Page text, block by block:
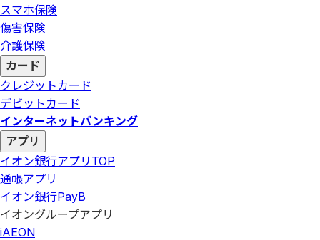
スマホ保険
傷害保険
介護保険
カード
クレジットカード
デビットカード
インターネットバンキング
アプリ
イオン銀行アプリ TOP
通帳アプリ
イオン銀行PayB
イオングループアプリ
iAEON